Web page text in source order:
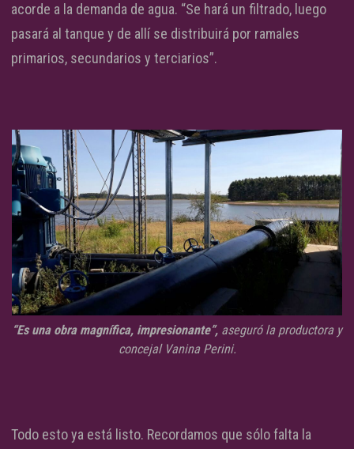
acorde a la demanda de agua. “Se hará un filtrado, luego
pasará al tanque y de allí se distribuirá por ramales
primarios, secundarios y terciarios”.
“Es una obra magnífica, impresionante”, aseguró la productora y
concejal Vanina Perini.
Todo esto ya está listo. Recordamos que sólo falta la